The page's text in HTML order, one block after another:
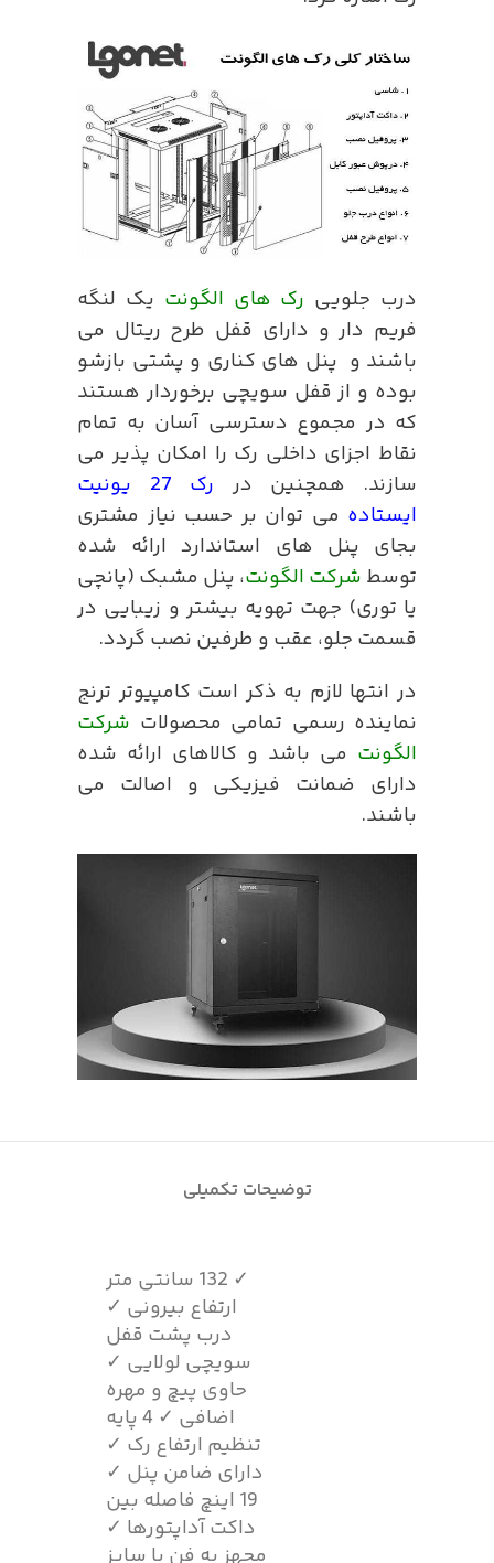
درب جلویی رک های الگونت یک لنگه
فریم دار و دارای قفل طرح ریتال می
باشند و پنل های کناری و پشتی بازشو
بوده و از قفل سویچی برخوردار هستند
که در مجموع دسترسی آسان به تمام
نقاط اجزای داخلی رک را امکان پذیر می
سازند. همچنین در
رک 27 یونیت
ایستاده می توان بر حسب نیاز مشتری
بجای پنل های استاندارد ارائه شده
توسط شرکت الگونت، پنل مشبک (پانچی
یا توری) جهت تهویه بیشتر و زیبایی در
قسمت جلو، عقب و طرفین نصب گردد.
در انتها لازم به ذکر است کامپیوتر ترنج
نماینده رسمی تمامی محصولات شرکت
الگونت می باشد و کالاهای ارائه شده
دارای ضمانت فیزیکی و اصالت می
باشند.
توضیحات تکمیلی
✓ 132 سانتی متر
ارتفاع بیرونی ✓
درب پشت قفل
سویچی لولایی ✓
حاوی پیچ و مهره
اضافی ✓ 4 پایه
تنظیم ارتفاع رک ✓
دارای ضامن پنل ✓
19 اینچ فاصله بین
داکت آداپتورها ✓
مجهز به فن با سایز